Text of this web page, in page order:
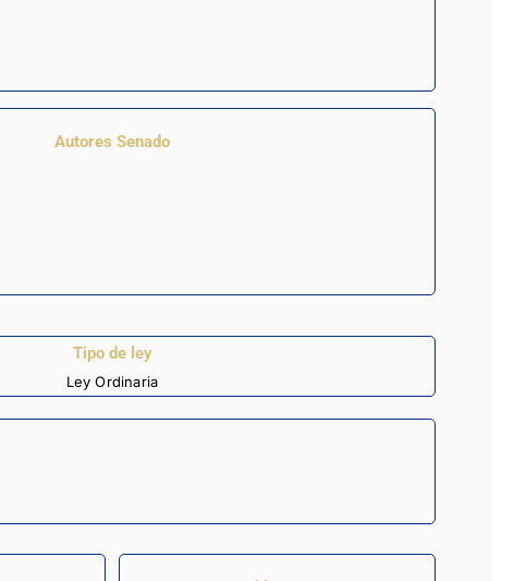
Autores Senado
Tipo de ley
Ley Ordinaria